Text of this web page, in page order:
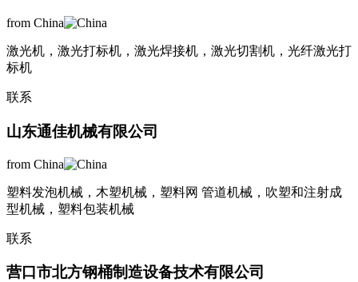
from China
激光机，激光打标机，激光焊接机，激光切割机，光纤激光打
标机
联系
山东通佳机械有限公司
from China
塑料发泡机械，木塑机械，塑料网 管道机械，吹塑和注射成
型机械，塑料包装机械
联系
营口市北方钢桶制造设备技术有限公司